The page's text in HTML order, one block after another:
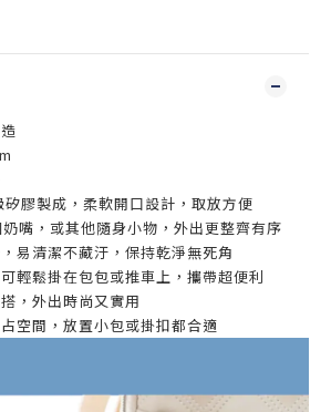
膠製成，柔軟開口設計，取放方便
嘴，或其他隨身小物，外出更整齊有序
易清潔不藏汙，保持乾淨無死角
輕鬆掛在包包或推車上，攜帶超便利
，外出時尚又實用
空間，放置小包或掛扣都合適